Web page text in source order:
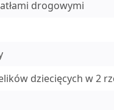
drogowymi
dziecięcych w 2